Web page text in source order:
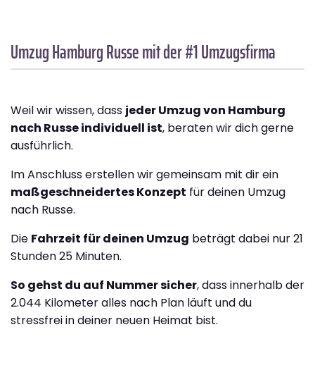
Umzug HamburgRussemit der #1 Umzugsfirma
Weil wir wissen, dass jeder Umzug von Hamburg
nach Russe individuell ist, beraten wir dich gerne
ausführlich.
Im Anschluss erstellen wir gemeinsam mit dir ein
maßgeschneidertes Konzept für deinen Umzug
nach Russe.
Die Fahrzeit für deinen Umzug beträgt dabei nur 21
Stunden 25 Minuten.
So gehst du auf Nummer sicher, dass innerhalb der
2.044 Kilometer alles nach Plan läuft und du
stressfrei in deiner neuen Heimat bist.